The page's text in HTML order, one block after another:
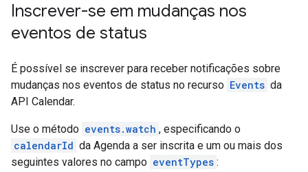
Inscrever-se em mudanças nos
eventos de status
É possível se inscrever para receber notificações sobre
mudanças nos eventos de status no recurso Events da
API Calendar.
Use o método events.watch , especificando o
calendarId da Agenda a ser inscrita e um ou mais dos
seguintes valores no campo eventTypes :